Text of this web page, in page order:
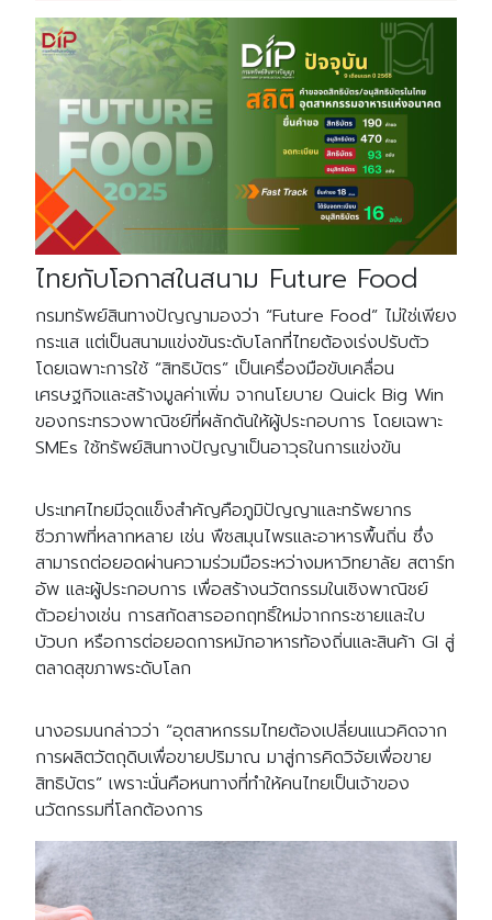
ไทยกับโอกาสในสนาม Future Food
กรมทรัพย์สินทางปัญญามองว่า “Future Food” ไม่ใช่เพียง
กระแส แต่เป็นสนามแข่งขันระดับโลกที่ไทยต้องเร่งปรับตัว
โดยเฉพาะการใช้ “สิทธิบัตร” เป็นเครื่องมือขับเคลื่อน
เศรษฐกิจและสร้างมูลค่าเพิ่ม จากนโยบาย Quick Big Win
ของกระทรวงพาณิชย์ที่ผลักดันให้ผู้ประกอบการ โดยเฉพาะ
SMEs ใช้ทรัพย์สินทางปัญญาเป็นอาวุธในการแข่งขัน
ประเทศไทยมีจุดแข็งสำคัญคือภูมิปัญญาและทรัพยากร
ชีวภาพที่หลากหลาย เช่น พืชสมุนไพรและอาหารพื้นถิ่น ซึ่ง
สามารถต่อยอดผ่านความร่วมมือระหว่างมหาวิทยาลัย สตาร์ท
อัพ และผู้ประกอบการ เพื่อสร้างนวัตกรรมในเชิงพาณิชย์
ตัวอย่างเช่น การสกัดสารออกฤทธิ์ใหม่จากกระชายและใบ
บัวบก หรือการต่อยอดการหมักอาหารท้องถิ่นและสินค้า GI สู่
ตลาดสุขภาพระดับโลก
นางอรมนกล่าวว่า “อุตสาหกรรมไทยต้องเปลี่ยนแนวคิดจาก
การผลิตวัตถุดิบเพื่อขายปริมาณ มาสู่การคิดวิจัยเพื่อขาย
สิทธิบัตร” เพราะนั่นคือหนทางที่ทำให้คนไทยเป็นเจ้าของ
นวัตกรรมที่โลกต้องการ